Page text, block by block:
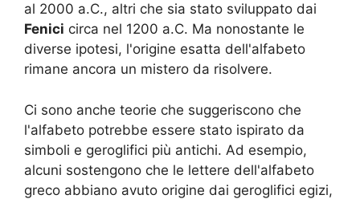
al 2000 a.C., altri che sia stato sviluppato dai
Fenici circa nel 1200 a.C. Ma nonostante le
diverse ipotesi, l'origine esatta dell'alfabeto
rimane ancora un mistero da risolvere.
Ci sono anche teorie che suggeriscono che
l'alfabeto potrebbe essere stato ispirato da
simboli e geroglifici più antichi. Ad esempio,
alcuni sostengono che le lettere dell'alfabeto
greco abbiano avuto origine dai geroglifici egizi,